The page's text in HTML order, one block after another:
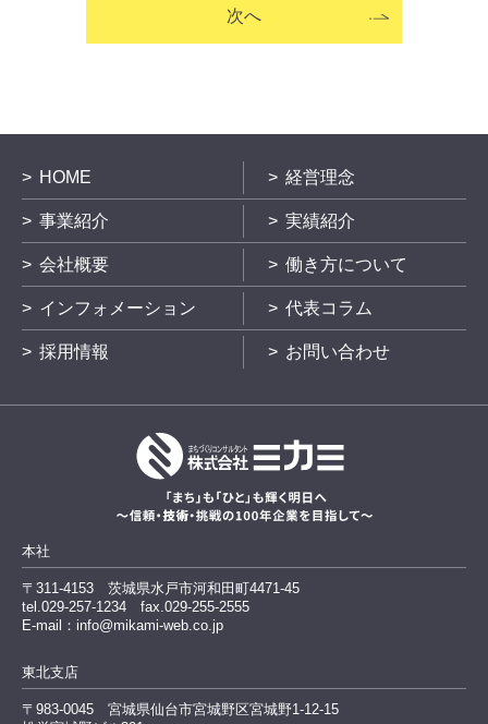
次へ
HOME 経営理念
事業紹介 実績紹介
会社概要 働き方について
インフォメーション 代表コラム
採用情報 お問い合わせ
本社
〒311-4153 茨城県水戸市河和田町4471-45
tel.029-257-1234 fax.029-255-2555
E-mail：info@mikami-web.co.jp
東北支店
〒983-0045 宮城県仙台市宮城野区宮城野1-12-15